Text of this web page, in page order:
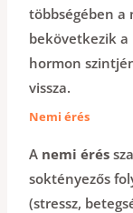
többségében
bekövetkezik a
hormon
vissza.
Nemi érés
A nemi érés
soktényezős
(stressz,